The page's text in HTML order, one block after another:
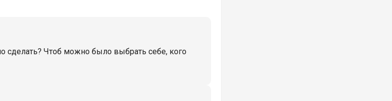
сделать? Чтоб можно было выбрать себе, кого